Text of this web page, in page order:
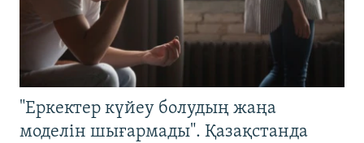
"Еркектер күйеу болудың жаңа
моделін шығармады". Қазақстанда